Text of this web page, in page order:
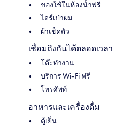
ของใช้ในห้องน้ำฟรี
ไดร์เป่าผม
ผ้าเช็ดตัว
เชื่อมถึงกันได้ตลอดเวลา
โต๊ะทำงาน
บริการ Wi-Fi ฟรี
โทรศัพท์
อาหารและเครื่องดื่ม
ตู้เย็น